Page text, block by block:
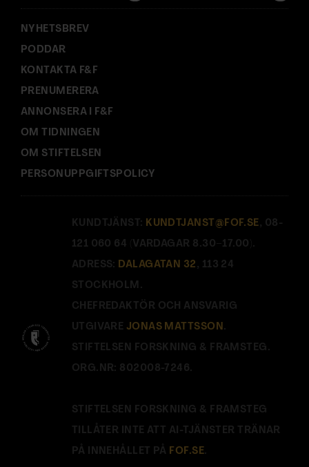
:
NYHETSBREV
PODDAR
KONTAKTA F&F
PRENUMERERA
ANNONSERA I F&F
OM TIDNINGEN
OM STIFTELSEN
PERSONUPPGIFTSPOLICY
KUNDTJÄNST: KUNDTJANST@FOF.SE , 08-
121 060 64 (VARDAGAR 8.30–17.00).
ADRESS: DALAGATAN 32 , 113 24
STOCKHOLM.
CHEFREDAKTÖR OCH ANSVARIG
UTGIVARE JONAS MATTSSON.
STIFTELSEN FORSKNING & FRAMSTEG.
ORG.NR: 802008-7246.
STIFTELSEN FORSKNING & FRAMSTEG
TILLÅTER INTE ATT AI-TJÄNSTER TRÄNAR
PÅ INNEHÅLLET PÅ FOF.SE.